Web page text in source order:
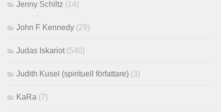
Jenny Schiltz (14)
John F Kennedy (29)
Judas Iskariot (540)
Judith Kusel (spirituell författare) (3)
KaRa (7)